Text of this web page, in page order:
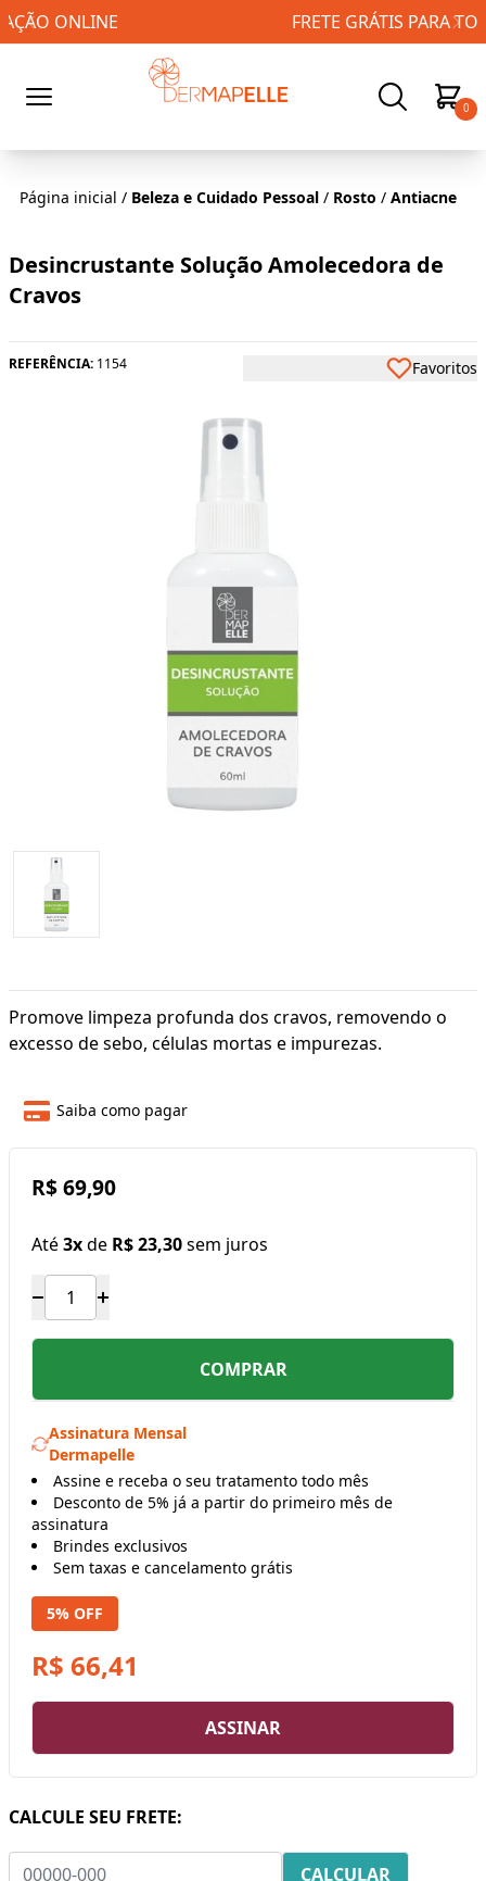
FRETE GRÁTIS PARA TODO BRASIL!
0
Página inicial / Beleza e Cuidado Pessoal / Rosto / Antiacne
Desincrustante Solução Amolecedora de
Cravos
REFERÊNCIA: 1154 Favoritos
Promove limpeza profunda dos cravos, removendo o
excesso de sebo, células mortas e impurezas.
Saiba como pagar
R$ 69,90
Até3xde R$ 23,30sem juros
COMPRAR
Assinatura Mensal
Dermapelle
Assine e receba o seu tratamento todo mês
Desconto de 5% já a partir do primeiro mês de
assinatura
Brindes exclusivos
Sem taxas e cancelamento grátis
5% OFF
R$ 66,41
ASSINAR
CALCULE SEU FRETE: